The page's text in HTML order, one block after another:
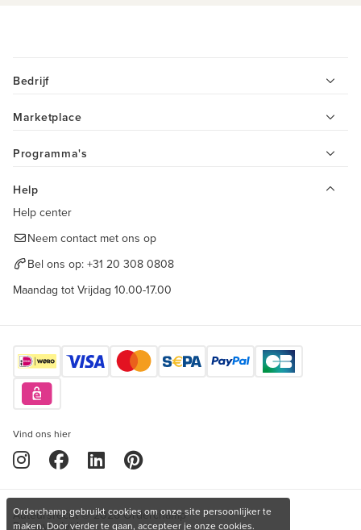
Bedrijf
Marketplace
Programma's
Help
Help center
Neem contact met ons op
Bel ons op: +31 20 308 0808
Maandag tot Vrijdag 10.00-17.00
Vind ons hier
Auteursrecht © 2026 Orderchamp
Privacybeleid
Orderchamp gebruikt cookies om onze site persoonlijker te
maken. Door verder te gaan, accepteer je onze cookies.